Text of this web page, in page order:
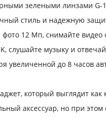
зелеными линзами G-
стиль и надежную
фото 12 Мп, снимайте видео
слушайте музыку и
увеличенной до 8 часов
который выглядит как
аксессуар, но при этом